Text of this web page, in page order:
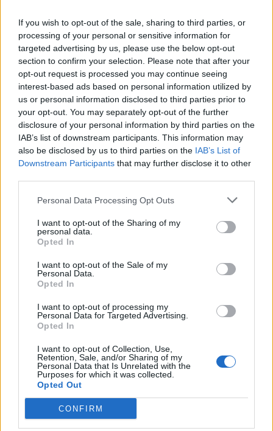
If you wish to opt-out of the sale, sharing to third parties, or
processing of your personal or sensitive information for
targeted advertising by us, please use the below opt-out
section to confirm your selection. Please note that after your
opt-out request is processed you may continue seeing
interest-based ads based on personal information utilized by
us or personal information disclosed to third parties prior to
your opt-out. You may separately opt-out of the further
disclosure of your personal information by third parties on the
IAB’s list of downstream participants. This information may
also be disclosed by us to third parties on the IAB’s List of
Downstream Participants that may further disclose it to other
Personal Data Processing Opt Outs
I want to opt-out of the Sharing of my
personal data.
Opted In
I want to opt-out of the Sale of my
Personal Data.
Opted In
I want to opt-out of processing my
Personal Data for Targeted Advertising.
Opted In
I want to opt-out of Collection, Use,
Retention, Sale, and/or Sharing of my
Personal Data that Is Unrelated with the
Purposes for which it was collected.
Opted Out
CONFIRM
Antworten:
0 13 November 2013
FAQ: Probleme mit Google Chrome
Holzbein-Willy
Antworten:
0 13 November 2013
Haus Anansi
Holzbein-Willy
13 November 2013
Kurzgeschichte Teil 8 - Die Flucht
Holzbein-Willy
Antworten:
0 13 November 2013
Kurzgeschichte Teil 7 - Verräter
Holzbein-Willy
Antworten:
0 13 November 2013
Holzbein-Willy
Antworten:
0 13 November 2013
Kurz Geschichte Teil 4 - Überzeugende Argumente
Antworten:
0 13 November 2013
Kurz Geschichte Teil 3 - Valyrion Pontar
Holzbein-Willy
Kurz Geschichte Teil 2 - Keine Freunde
Holzbein-Willy
Kurz Geschichte Teil 1 - Der Auftrag
Holzbein-Willy
Antworten:
0 13 November 2013
Haus Lodos
Holzbein-Willy
Antworten:
0 13 November 2013
Haus Buthu